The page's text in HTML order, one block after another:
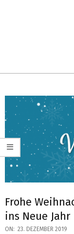
TG
Frohe
ins Neue Jahr
ON: 23. DEZEMBER 2019